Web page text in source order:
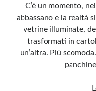
senza alcuna periodicità. Non può
pubblicato dai lettori nei commenti
ritenuti offensivi o lesivi
razzisti o che contengano dati
privacy. Alcune immagini inserite
considerate di pubblico dominio.
diritti d’autore, vi invito a
immediatamente rimosse. L’autore
C’è un momento,
abbassano e la realtà
vetrine illuminate,
trasformati in
un’altra. Più